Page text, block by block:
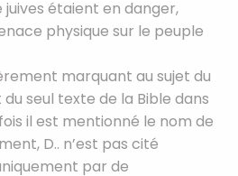
étaient en danger,
physique sur le peuple
marquant au sujet du
du seul texte de la Bible dans
il est mentionné le nom de
D.. n’est pas cité
par de